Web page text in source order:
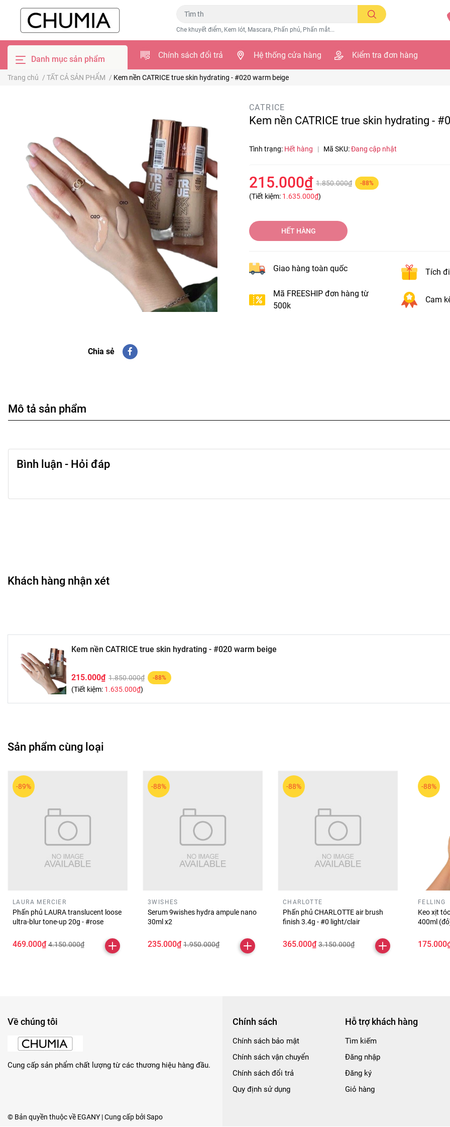
Che khuyết điểm, Kem lót, Mascara, Phấn phủ, Phấn mắt...
Danh mục sản phẩm Chính sách đổi trả Hệ thống cửa hàng Kiểm tra đơn hàng
Trang chủ / TẤT CẢ SẢN PHẨM / Kem nền CATRICE true skin hydrating - #020 warm beige
Chia sẻ
CATRICE
Kem nền CATRICE true skin hydrating -
Tình trạng: Hết hàng | Mã SKU:Đang cập nhật
215.000₫ 1.850.000₫ -88%
(Tiết kiệm: 1.635.000₫)
HẾT HÀNG
Giao hàng toàn quốc Tích
Mã FREESHIP đơn hàng từ
500k
Cam
Mô tả sản phẩm
Bình luận - Hỏi đáp
Khách hàng nhận xét
Kem nền CATRICE true skin hydrating - #020 warm beige
215.000₫ 1.850.000₫ -88%
(Tiết kiệm: 1.635.000₫)
Sản phẩm cùng loại
-89%
LAURA MERCIER
Phấn phủ LAURA translucent loose
ultra-blur tone-up 20g - #rose
469.000₫ 4.150.000₫
-88%
3WISHES
Serum 9wishes hydra ampule nano
30ml x2
235.000₫ 1.950.000₫
-88%
CHARLOTTE
Phấn phủ CHARLOTTE air brush
finish 3.4g - #0 light/clair
365.000₫ 3.150.000₫
-88%
FELLING
Keo xịt
400ml
Về chúng tôi
Cung cấp sản phẩm chất lượng từ các thương hiệu hàng đầu.
Chính sách
Chính sách bảo mật
Chính sách vận chuyển
Chính sách đổi trả
Quy định sử dụng
Hỗ trợ khách hàng
Tìm kiếm
Đăng nhập
Đăng ký
Giỏ hàng
© Bản quyền thuộc về EGANY | Cung cấp bởiSapo